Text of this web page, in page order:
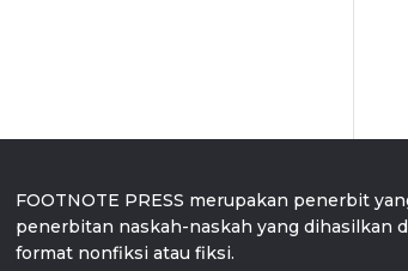
FOOTNOTE PRESS merupakan penerbit
penerbitan naskah-naskah yang dihasilkan
format nonfiksi atau fiksi.